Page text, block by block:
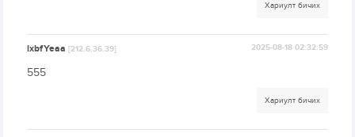
Хариулт бичих
lxbfYeaa[212.6.36.39] 2025-08-18 02:32:59
555
Хариулт бичих